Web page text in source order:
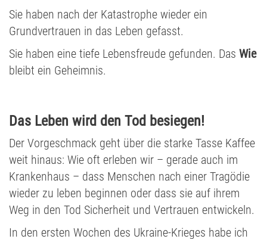
Sie haben nach der Katastrophe wieder ein
Grundvertrauen in das Leben gefasst.
Sie haben eine tiefe Lebensfreude gefunden. Das Wie
bleibt ein Geheimnis.
Das Leben wird den Tod besiegen!
Der Vorgeschmack geht über die starke Tasse Kaffee
weit hinaus: Wie oft erleben wir – gerade auch im
Krankenhaus – dass Menschen nach einer Tragödie
wieder zu leben beginnen oder dass sie auf ihrem
Weg in den Tod Sicherheit und Vertrauen entwickeln.
In den ersten Wochen des Ukraine-Krieges habe ich